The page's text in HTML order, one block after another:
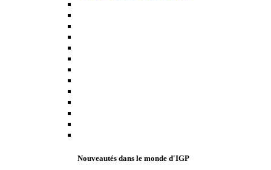
Nouveautés dans le monde d'IGP